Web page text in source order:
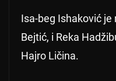
Isa-beg Ishaković
Bejtić, i Reka
Hajro Ličina.